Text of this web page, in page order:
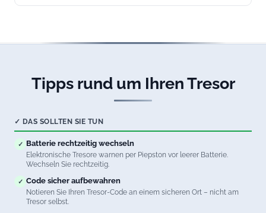
Tipps rund um Ihren Tresor
✓ DAS SOLLTEN SIE TUN
✓ Batterie rechtzeitig wechseln
Elektronische Tresore warnen per Piepston vor leerer Batterie.
Wechseln Sie rechtzeitig.
✓ Code sicher aufbewahren
Notieren Sie Ihren Tresor-Code an einem sicheren Ort – nicht am
Tresor selbst.